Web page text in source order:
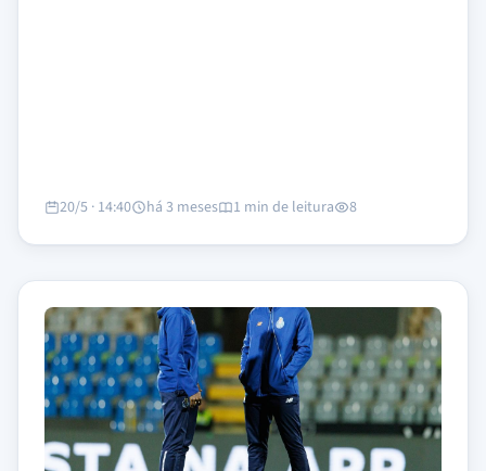
20/5 · 14:40 há 3 meses 1 min de leitura 8